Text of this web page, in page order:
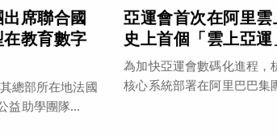
席聯合國
教育數字
總部所在地法國
益助學團隊...
亞運會首次在阿里
史上首個「雲上亞運
為加快亞運會數碼化進程，
核心系統部署在阿里巴巴集